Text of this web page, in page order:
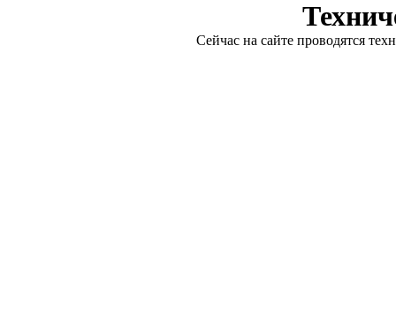
Сейчас на сайте проводятся